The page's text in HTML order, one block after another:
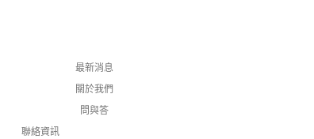
最新消息
關於我們
問與答
聯絡資訊